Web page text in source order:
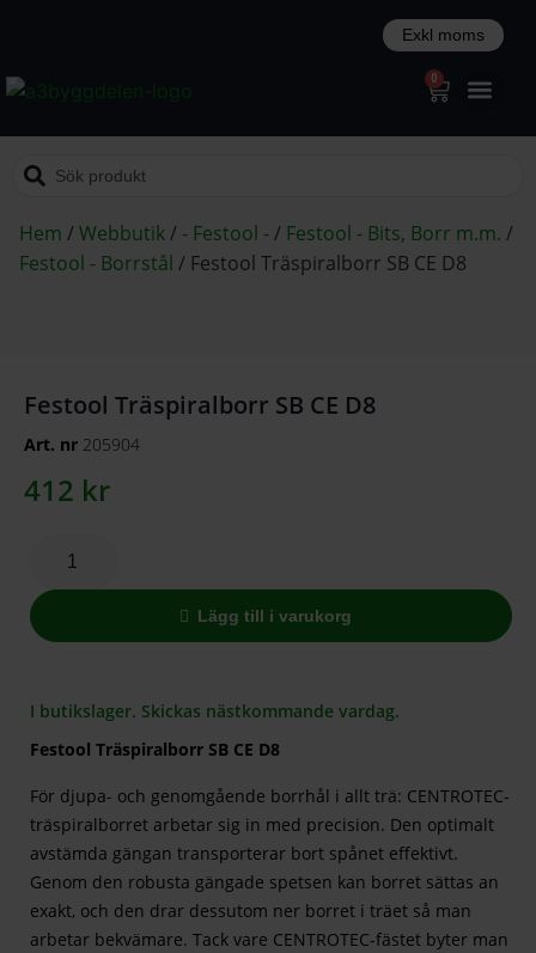
0
Hem /Webbutik/ - Festool -/ Festool - Bits, Borr m.m. /
Festool - Borrstål / Festool Träspiralborr SB CE D8
Festool Träspiralborr SB CE D8
Art. nr 205904
412 kr
Lägg till i varukorg
I butikslager. Skickas nästkommande vardag.
Festool Träspiralborr SB CE D8
För djupa- och genomgående borrhål i allt trä: CENTROTEC-
träspiralborret arbetar sig in med precision. Den optimalt
avstämda gängan transporterar bort spånet effektivt.
Genom den robusta gängade spetsen kan borret sättas an
exakt, och den drar dessutom ner borret i träet så man
arbetar bekvämare. Tack vare CENTROTEC-fästet byter man